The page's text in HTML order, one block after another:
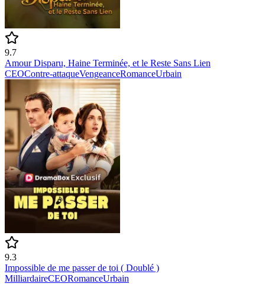
9.7
Amour Disparu, Haine Terminée, et le Reste Sans Lien
CEOContre-attaqueVengeanceRomanceUrbain
9.3
Impossible de me passer de toi ( Doublé )
MilliardaireCEORomanceUrbain